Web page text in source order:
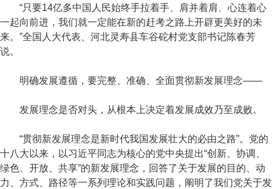
“只要14亿多中国人民始终手拉着手、肩并着肩、心连着心
一起向前进，我们就一定能在新的赶考之路上开辟更美好的未
来。”全国人大代表、河北灵寿县车谷砣村党支部书记陈春芳
说。
明确发展遵循，要完整、准确、全面贯彻新发展理念——
发展理念是否对头，从根本上决定着发展成效乃至成败。
“贯彻新发展理念是新时代我国发展壮大的必由之路”。党的
十八大以来，以习近平同志为核心的党中央提出“创新、协调、
绿色、开放、共享”的新发展理念，回答了关于发展的目的、动
力、方式、路径等一系列理论和实践问题，阐明了我们党关于发